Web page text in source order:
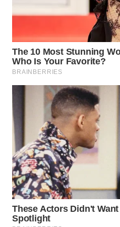
mandíbulas?
O cenário ecológico exigia
alimentação devido ao
daquela época. Tentar
utilizando braços frágeis
poderosas, capazes de
total
segurança.